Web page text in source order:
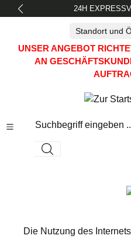
springen 24H
Standort und
UNSER ANGEBOT
N
Suchbegriff eingeben
Die Nutzung des